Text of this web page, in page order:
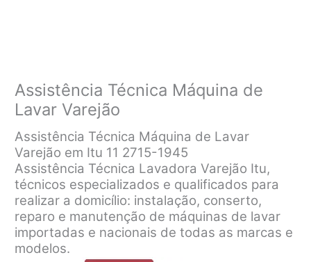
Assistência Técnica Máquina de
Lavar Varejão
Assistência Técnica Máquina de Lavar
Varejão em Itu 11 2715-1945
Assistência Técnica Lavadora Varejão Itu,
técnicos especializados e qualificados para
realizar a domicílio: instalação, conserto,
reparo e manutenção de máquinas de lavar
importadas e nacionais de todas as marcas e
modelos.